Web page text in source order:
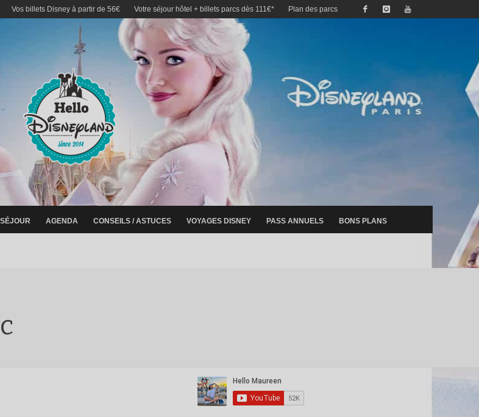
Vos billets Disney à partir de 56€ Votre séjour hôtel + billets parcs dès 111€* Plan des parcs
AGENDA CONSEILS / ASTUCES VOYAGES DISNEY PASS ANNUELS BONS PLANS